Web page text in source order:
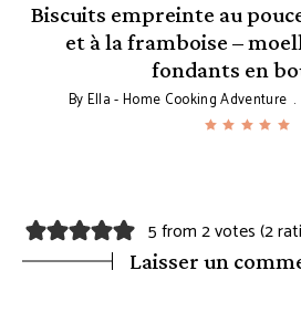
Biscuits empreinte au
et à la framboise –
fondants en
ByElla - Home Cooking Adventure
5 from 2 votes (2
Laisser un